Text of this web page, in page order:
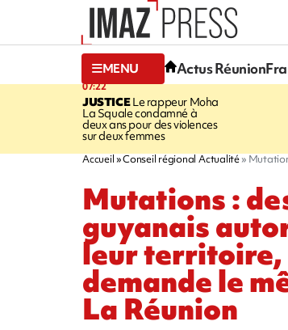
MENU Actus Réunion
07:22
JUSTICELe rappeur Moha
La Squale condamné à
deux ans pour des violences
sur deux femmes
Accueil Conseil régional Actualité
Mutations :
guyanais
leur territoire,
demande le
La Réunion